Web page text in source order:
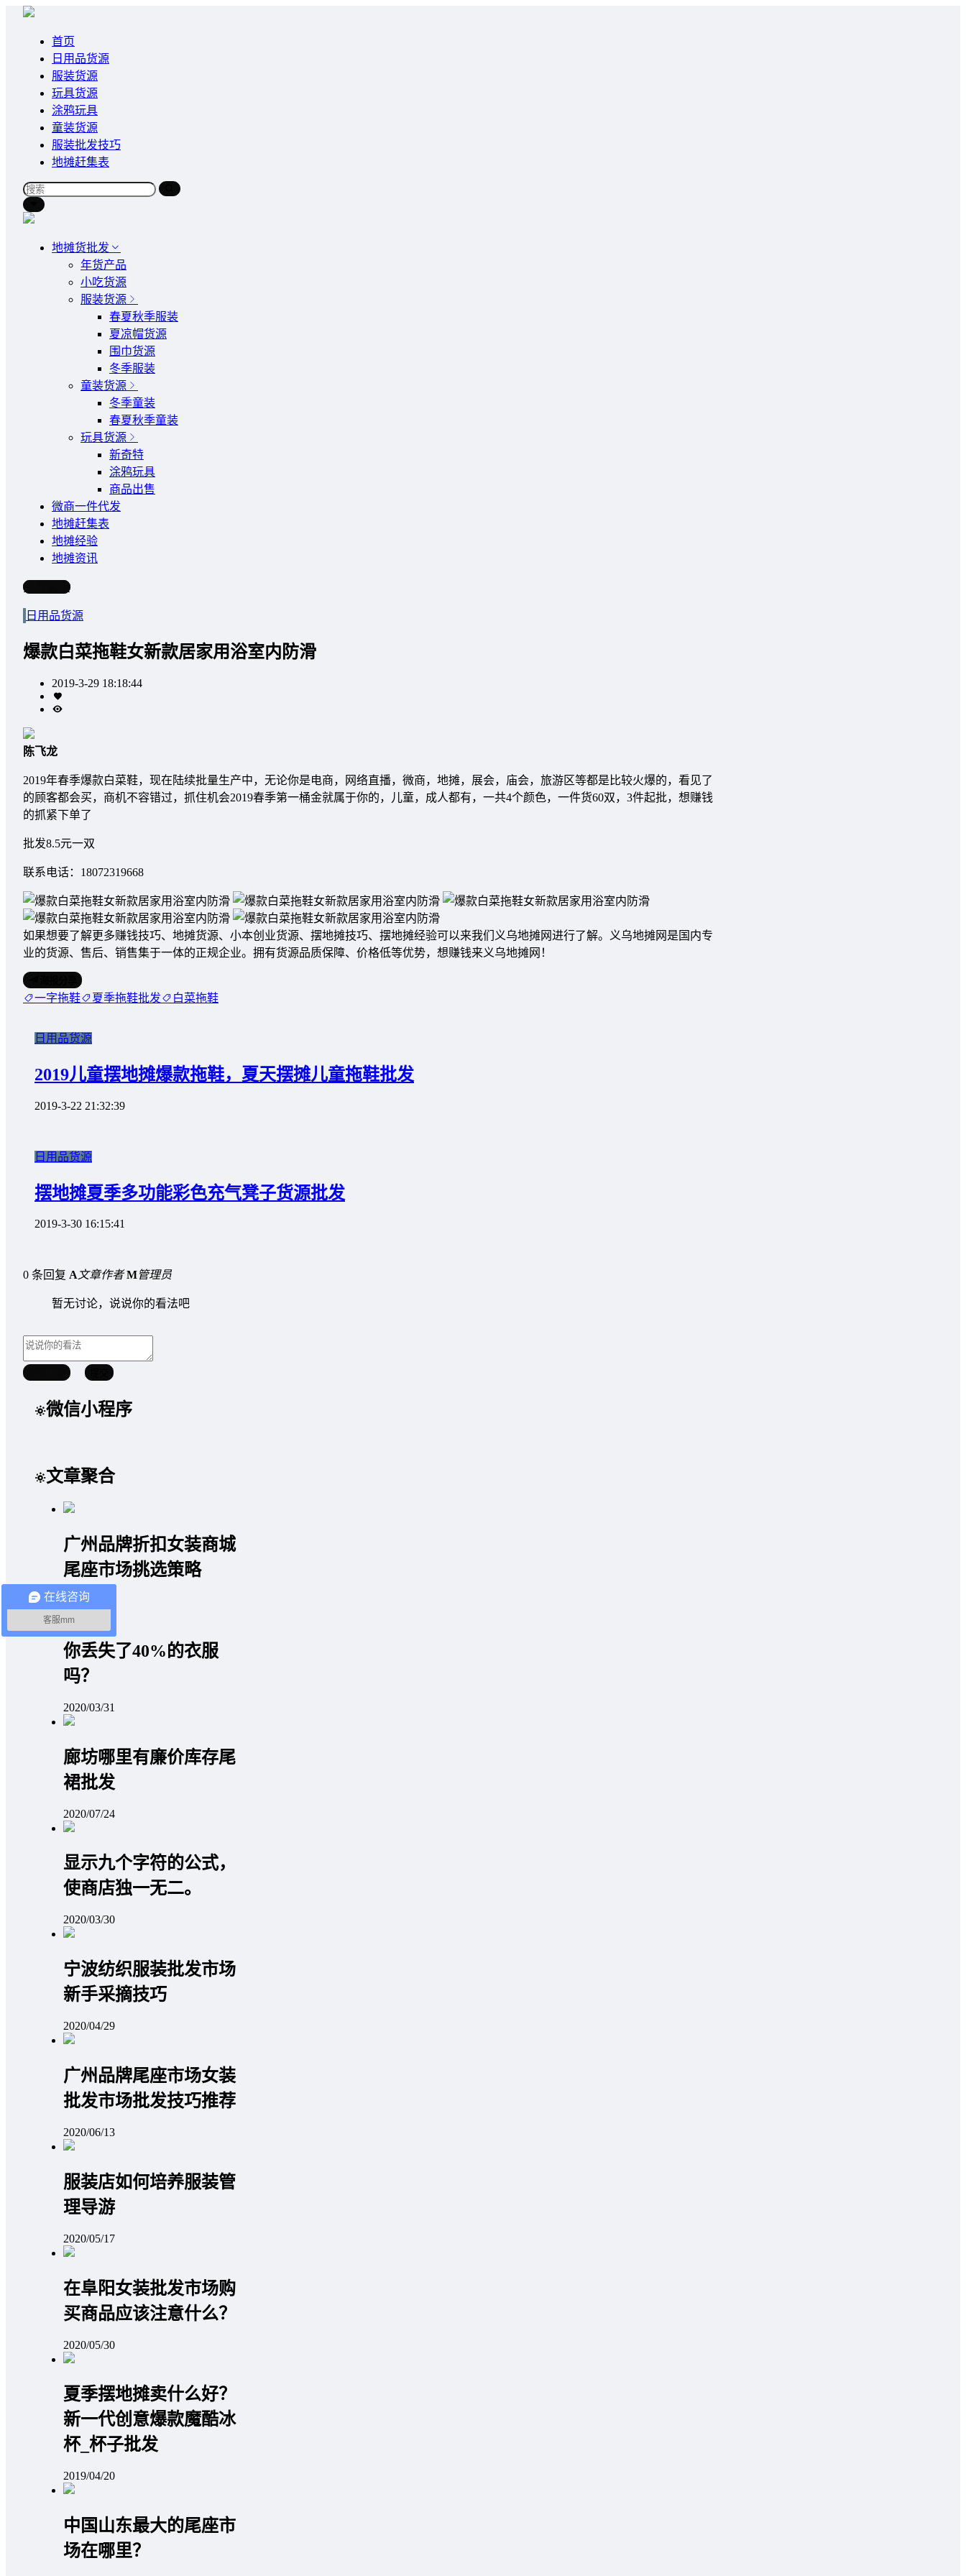
首页
日用品货源
服装货源
玩具货源
涂鸦玩具
童装货源
服装批发技巧
地摊赶集表
地摊货批发
年货产品
小吃货源
服装货源
春夏秋季服装
夏凉帽货源
围巾货源
冬季服装
童装货源
冬季童装
春夏秋季童装
玩具货源
新奇特
涂鸦玩具
商品出售
微商一件代发
地摊赶集表
地摊经验
地摊资讯
写文章
日用品货源
爆款白菜拖鞋女新款居家用浴室内防滑
2019-3-29 18:18:44
陈飞龙
2019年春季爆款白菜鞋，现在陆续批量生产中，无论你是电商，网络直播，微商，地摊，展会，庙会，旅游区等都是比较火爆的，看见了
的顾客都会买，商机不容错过，抓住机会2019春季第一桶金就属于你的，儿童，成人都有，一共4个颜色，一件货60双，3件起批，想赚钱
的抓紧下单了
批发8.5元一双
联系电话：18072319668
如果想要了解更多赚钱技巧、地摊货源、小本创业货源、摆地摊技巧、摆地摊经验可以来我们义乌地摊网进行了解。义乌地摊网是国内专
业的货源、售后、销售集于一体的正规企业。拥有货源品质保障、价格低等优势，想赚钱来义乌地摊网！
一字拖鞋 夏季拖鞋批发 白菜拖鞋
日用品货源
2019儿童摆地摊爆款拖鞋，夏天摆摊儿童拖鞋批发
2019-3-22 21:32:39
日用品货源
摆地摊夏季多功能彩色充气凳子货源批发
2019-3-30 16:15:41
0 条回复 A文章作者 M管理员
暂无讨论，说说你的看法吧
微信小程序
文章聚合
广州品牌折扣女装商城
尾座市场挑选策略
2020/08/10
你丢失了40%的衣服
吗？
2020/03/31
廊坊哪里有廉价库存尾
裙批发
2020/07/24
显示九个字符的公式，
使商店独一无二。
2020/03/30
宁波纺织服装批发市场
新手采摘技巧
2020/04/29
广州品牌尾座市场女装
批发市场批发技巧推荐
2020/06/13
服装店如何培养服装管
理导游
2020/05/17
在阜阳女装批发市场购
买商品应该注意什么？
2020/05/30
夏季摆地摊卖什么好？
新一代创意爆款魔酷冰
杯_杯子批发
2019/04/20
中国山东最大的尾座市
场在哪里？
在线咨询
客服mm